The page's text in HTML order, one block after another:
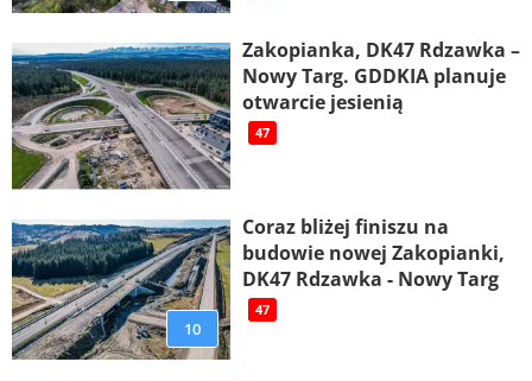
Zakopianka, DK47 Rdzawka –
Nowy Targ. GDDKIA planuje
otwarcie jesienią
47
10
Coraz bliżej finiszu na
budowie nowej Zakopianki,
DK47 Rdzawka - Nowy Targ
47